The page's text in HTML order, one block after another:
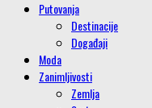
Putovanja
Destinacije
Događaji
Moda
Zanimljivosti
Zemlja